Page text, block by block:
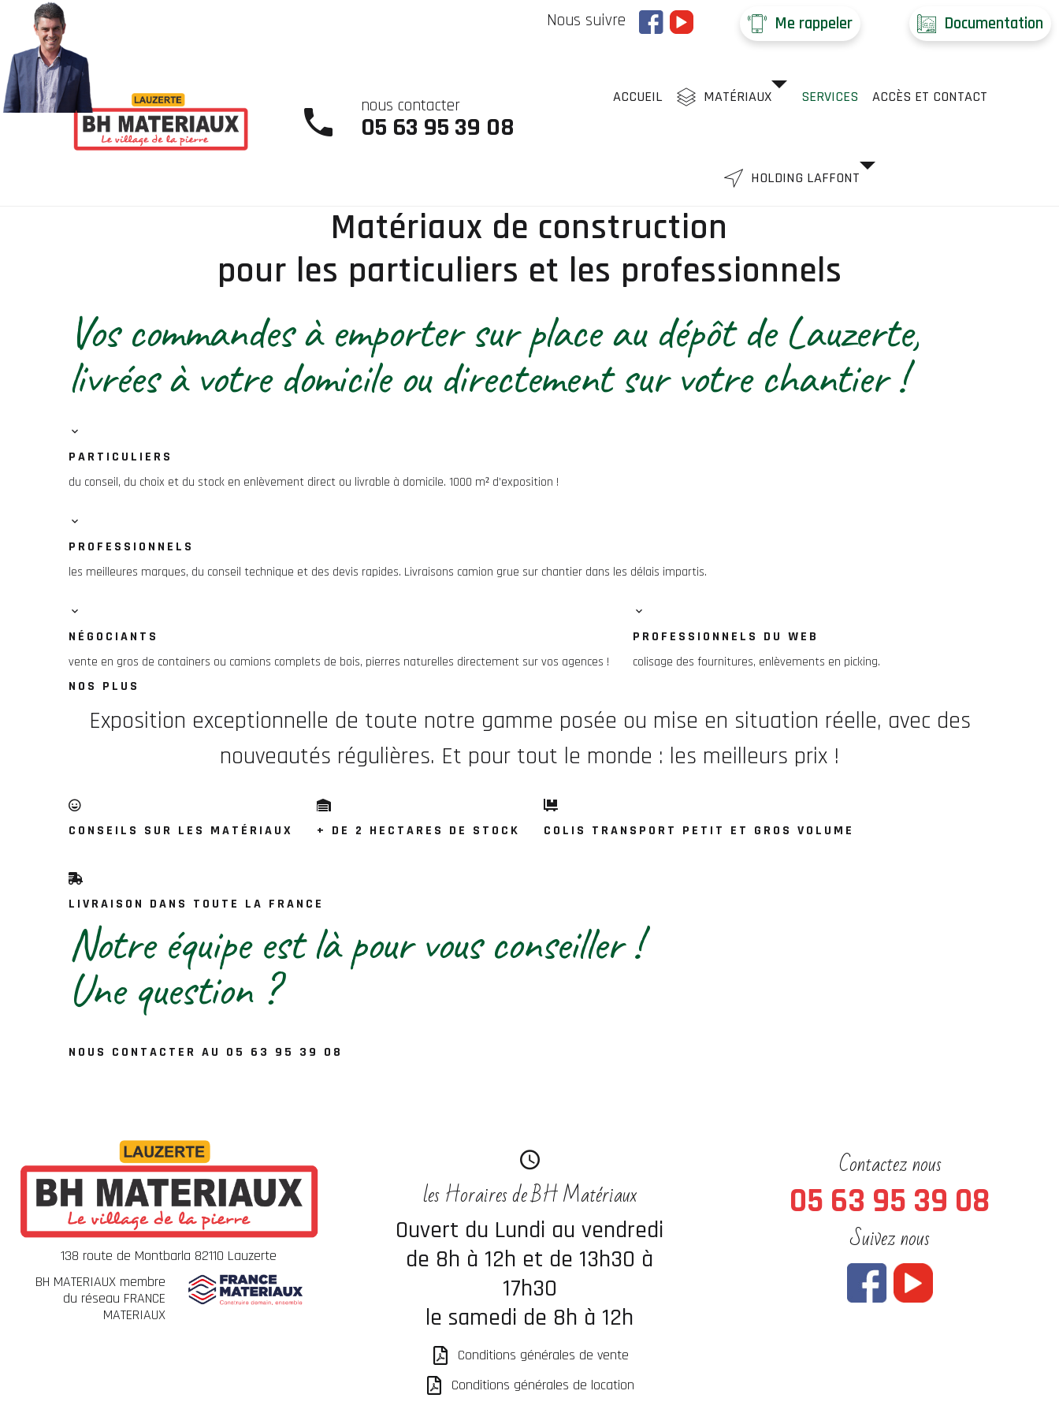
Nous suivre Me rappeler Documentation
nous contacter
05 63 95 39 08
ACCUEIL MATÉRIAUX SERVICES ACCÈS ET CONTACT
HOLDING LAFFONT
Matériaux de construction
pour les particuliers et les professionnels
Vos commandes à emporter sur place au dépôt de Lauzerte,
livrées à votre domicile ou directement sur votre chantier !
PARTICULIERS
du conseil, du choix et du stock en enlèvement direct ou livrable à domicile. 1000 m² d’exposition !
PROFESSIONNELS
les meilleures marques, du conseil technique et des devis rapides. Livraisons camion grue sur chantier dans les délais impartis.
NÉGOCIANTS
vente en gros de containers ou camions complets de bois, pierres naturelles directement sur vos agences !
PROFESSIONNELS DU WEB
colisage des fournitures, enlèvements en picking.
NOS PLUS
Exposition exceptionnelle de toute notre gamme posée ou mise en situation réelle, avec des
nouveautés régulières. Et pour tout le monde : les meilleurs prix !
CONSEILS SUR LES MATÉRIAUX + DE 2 HECTARES DE STOCK COLIS TRANSPORT PETIT ET GROS VOLUME
LIVRAISON DANS TOUTE LA FRANCE
Notre équipe est là pour vous conseiller !
Une question ?
NOUS CONTACTER AU 05 63 95 39 08
138 route de Montbarla 82110 Lauzerte
BH MATERIAUX membre
du réseau FRANCE
MATERIAUX
les Horaires de BH Matériaux
Ouvert du Lundi au vendredi
de 8h à 12h et de 13h30 à
17h30
le samedi de 8h à 12h
Conditions générales de vente
Conditions générales de location
Contactez nous
05 63 95 39 08
Suivez nous